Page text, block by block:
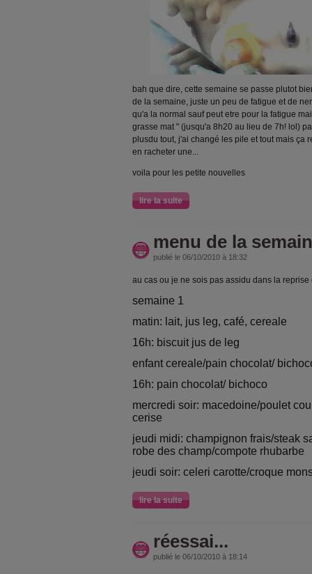
bah que dire, cette semaine se passe plutot
de la semaine, juste un peu de fatigue et de
qu'a la normal sauf peut etre pour la fatigue
grasse mat " (jusqu'a 8h20 au lieu de 7h! lol)
plusdu tout, j'ai changé les pile et tout mais ça
en racheter une...
voila pour les petite nouvelles
lire la suite
menu de la
publié le 06/10/2010 à 18:32
au cas ou je ne sois pas assidu dans la
semaine 1
matin: lait, jus leg, café, cereale
16h: biscuit jus de leg
enfant cereale/pain chocolat/
16h: pain chocolat/ bichoco
mercredi soir: macedoine/poulet
cerise
jeudi midi: champignon frais/steak
robe des champ/compote rhubarbe
jeudi soir: celeri carotte/croque
lire la suite
réessai...
publié le 06/10/2010 à 18:14